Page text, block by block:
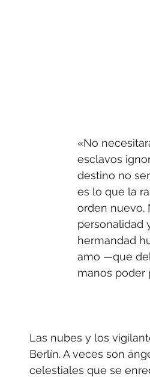
«No
esclavos
destino no
es lo que la
orden nuevo.
personalidad
hermandad
amo —que
manos poder
Las nubes y los
Berlín. A veces son
celestiales que se